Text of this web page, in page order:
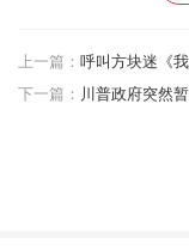
上一篇：
下一篇：